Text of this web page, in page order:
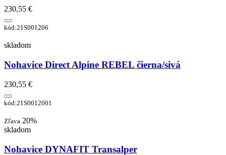
230,55 €
kód:21S001206
skladom
Nohavice Direct Alpine REBEL čierna/sivá
230,55 €
kód:21S0012001
Zľava 20%
skladom
Nohavice DYNAFIT Transalper